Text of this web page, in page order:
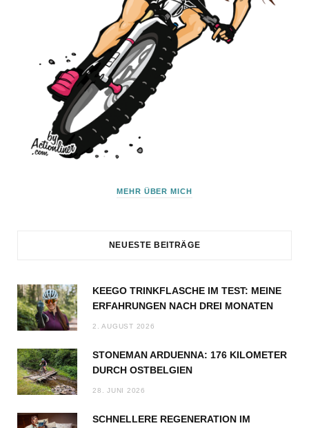
MEHR ÜBER MICH
NEUESTE BEITRÄGE
KEEGO TRINKFLASCHE IM TEST: MEINE
ERFAHRUNGEN NACH DREI MONATEN
2. AUGUST 2026
STONEMAN ARDUENNA: 176 KILOMETER
DURCH OSTBELGIEN
28. JUNI 2026
SCHNELLERE REGENERATION IM